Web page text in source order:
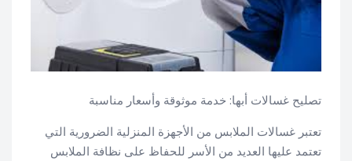
تصليح غسالات أبها: خدمة موثوقة وأسعار مناسبة
تعتبر غسالات الملابس من الأجهزة المنزلية الضرورية التي
تعتمد عليها العديد من الأسر للحفاظ على نظافة الملابس